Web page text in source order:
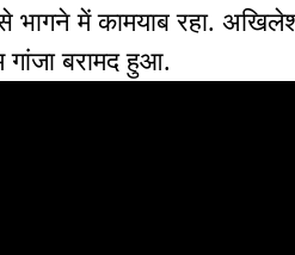
भागने में कामयाब रहा.
बरामद हुआ.